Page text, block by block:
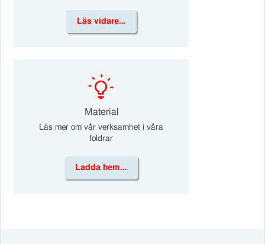
Läs vidare...
k
Material
Läs mer om vår verksamhet i våra
foldrar
Ladda hem...